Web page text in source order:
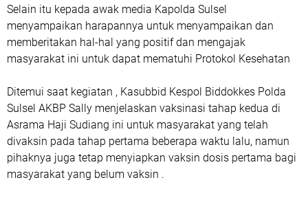
Selain itu kepada awak media Kapolda Sulsel
menyampaikan harapannya untuk menyampaikan dan
memberitakan hal-hal yang positif dan mengajak
masyarakat ini untuk dapat mematuhi Protokol Kesehatan
Ditemui saat kegiatan , Kasubbid Kespol Biddokkes Polda
Sulsel AKBP Sally menjelaskan vaksinasi tahap kedua di
Asrama Haji Sudiang ini untuk masyarakat yang telah
divaksin pada tahap pertama beberapa waktu lalu, namun
pihaknya juga tetap menyiapkan vaksin dosis pertama bagi
masyarakat yang belum vaksin .